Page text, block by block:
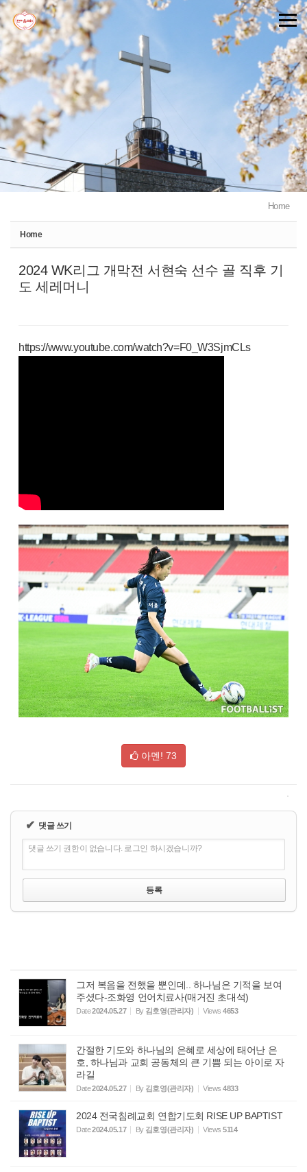
Home
Home
2024 WK리그 개막전 서현숙 선수 골 직후 기
도 세레머니
https://www.youtube.com/watch?v=F0_W3SjmCLs
아멘! 73
✔ 댓글 쓰기
댓글 쓰기 권한이 없습니다. 로그인 하시겠습니까?
그저 복음을 전했을 뿐인데.. 하나님은 기적을 보여
주셨다-조화영 언어치료사(매거진 초대석)
Date2024.05.27 By 김호영(관리자) Views 4653
간절한 기도와 하나님의 은혜로 세상에 태어난 은
호, 하나님과 교회 공동체의 큰 기쁨 되는 아이로 자
라길
Date2024.05.27 By 김호영(관리자) Views 4833
2024 전국침례교회 연합기도회 RISE UP BAPTIST
Date2024.05.17 By 김호영(관리자) Views 5114